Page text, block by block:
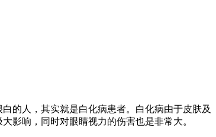
的人，其实就是白化病患者。白化病由于皮肤及
影响，同时对眼睛视力的伤害也是非常大。